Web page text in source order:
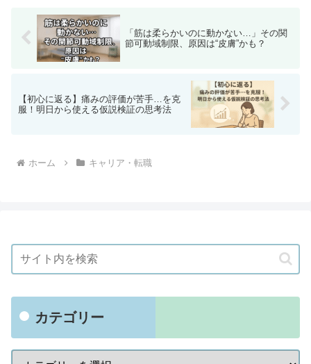
「筋は柔らかいのに動かない…」その関
節可動域制限、原因は“皮膚”かも？
【初心に返る】痛みの評価が苦手…を克
服！明日から使える仮説検証の思考法
ホーム キャリア・転職
カテゴリー